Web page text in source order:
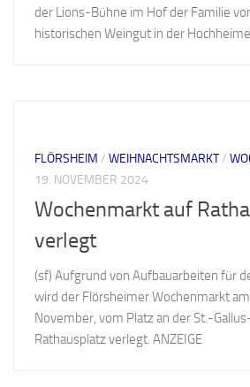
der Lions-Bühne im Hof der Familie
historischen Weingut in der
FLÖRSHEIM / WEIHNACHTSMARKT/
19. NOVEMBER 2024
Wochenmarkt auf
verlegt
(sf) Aufgrund von Aufbauarbeiten für
wird der Flörsheimer Wochenmarkt
November, vom Platz an der St.-
Rathausplatz verlegt. ANZEIGE